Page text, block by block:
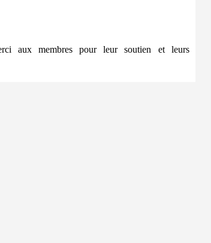
aux membres pour leur soutien et leurs